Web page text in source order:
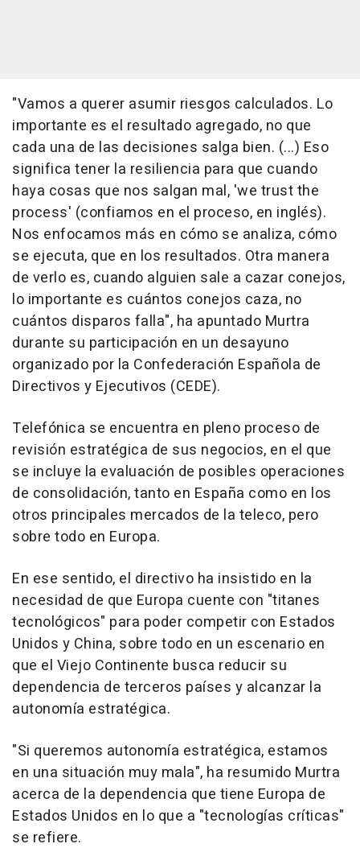
"Vamos a querer asumir riesgos calculados. Lo
importante es el resultado agregado, no que
cada una de las decisiones salga bien. (...) Eso
significa tener la resiliencia para que cuando
haya cosas que nos salgan mal, 'we trust the
process' (confiamos en el proceso, en inglés).
Nos enfocamos más en cómo se analiza, cómo
se ejecuta, que en los resultados. Otra manera
de verlo es, cuando alguien sale a cazar conejos,
lo importante es cuántos conejos caza, no
cuántos disparos falla", ha apuntado Murtra
durante su participación en un desayuno
organizado por la Confederación Española de
Directivos y Ejecutivos (CEDE).
Telefónica se encuentra en pleno proceso de
revisión estratégica de sus negocios, en el que
se incluye la evaluación de posibles operaciones
de consolidación, tanto en España como en los
otros principales mercados de la teleco, pero
sobre todo en Europa.
En ese sentido, el directivo ha insistido en la
necesidad de que Europa cuente con "titanes
tecnológicos" para poder competir con Estados
Unidos y China, sobre todo en un escenario en
que el Viejo Continente busca reducir su
dependencia de terceros países y alcanzar la
autonomía estratégica.
"Si queremos autonomía estratégica, estamos
en una situación muy mala", ha resumido Murtra
acerca de la dependencia que tiene Europa de
Estados Unidos en lo que a "tecnologías críticas"
se refiere.